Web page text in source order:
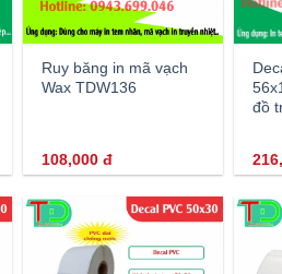
Ruy băng in mã vạch
Wax TDW136
108,000 đ
đồ